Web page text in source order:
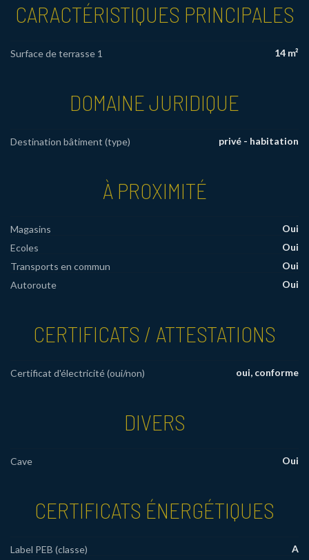
CARACTÉRISTIQUES PRINCIPALES
Surface de terrasse 1 14 m²
DOMAINE JURIDIQUE
Destination bâtiment (type) privé - habitation
À PROXIMITÉ
Magasins
Oui
Ecoles
Oui
Transports en commun
Oui
Autoroute
Oui
CERTIFICATS / ATTESTATIONS
Certificat d'électricité (oui/non) oui, conforme
DIVERS
Cave Oui
CERTIFICATS ÉNERGÉTIQUES
Label PEB (classe)
A